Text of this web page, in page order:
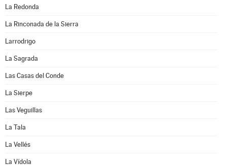
La Redonda
La Rinconada de la Sierra
Larrodrigo
La Sagrada
Las Casas del Conde
La Sierpe
Las Veguillas
La Tala
La Vellés
La Vídola